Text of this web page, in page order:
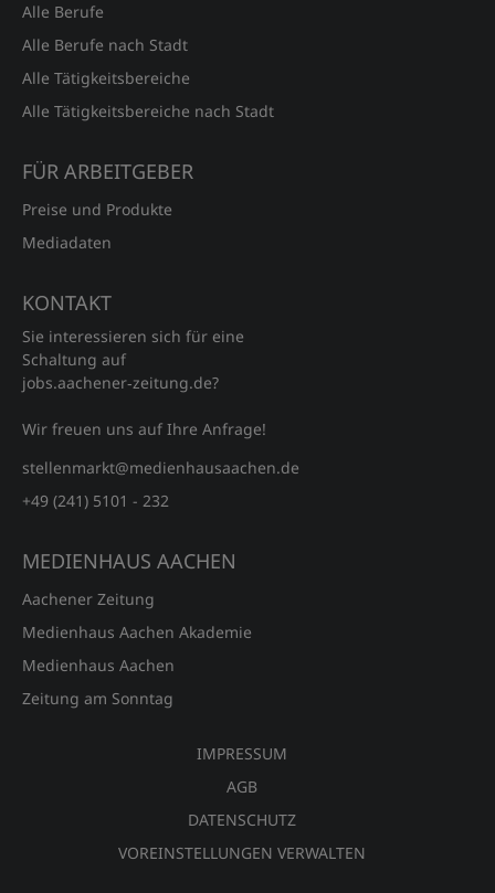
Alle Berufe
Alle Berufe nach Stadt
Alle Tätigkeitsbereiche
Alle Tätigkeitsbereiche nach Stadt
FÜR ARBEITGEBER
Preise und Produkte
Mediadaten
KONTAKT
Sie interessieren sich für eine
Schaltung auf
jobs.aachener‑zeitung.de?
Wir freuen uns auf Ihre Anfrage!
stellenmarkt@medienhausaachen.de
+49 (241) 5101 - 232
MEDIENHAUS AACHEN
Aachener Zeitung
Medienhaus Aachen Akademie
Medienhaus Aachen
Zeitung am Sonntag
IMPRESSUM
AGB
DATENSCHUTZ
VOREINSTELLUNGEN VERWALTEN